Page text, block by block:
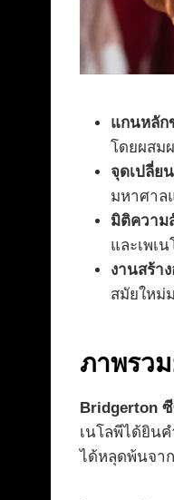
แกนหลัก
โดยผสม
จุดเปลี่ย
มหาศาล
มิติความ
และเพเ
งานสร้า
สมัยใหม่
ภาพรว
Bridgerton
เนโลพีได้ยิน
ได้หลุดพ้นจา